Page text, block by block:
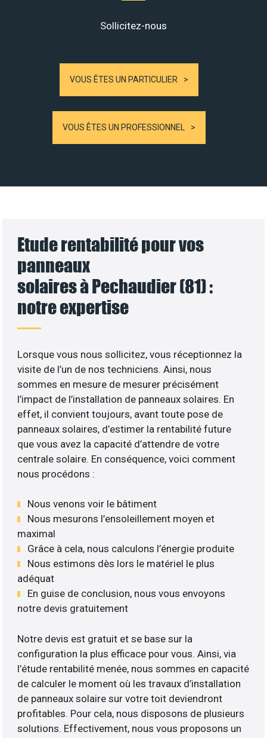
Sollicitez-nous
VOUS ÊTES UN PARTICULIER
VOUS ÊTES UN PROFESSIONNEL
Etude rentabilité pour vos
panneaux
solaires à Pechaudier (81) :
notre expertise
Lorsque vous nous sollicitez, vous réceptionnez la
visite de l’un de nos techniciens. Ainsi, nous
sommes en mesure de mesurer précisément
l’impact de l’installation de panneaux solaires. En
effet, il convient toujours, avant toute pose de
panneaux solaires, d’estimer la rentabilité future
que vous avez la capacité d’attendre de votre
centrale solaire. En conséquence, voici comment
nous procédons :
Nous venons voir le bâtiment
Nous mesurons l’ensoleillement moyen et
maximal
Grâce à cela, nous calculons l’énergie produite
Nous estimons dès lors le matériel le plus
adéquat
En guise de conclusion, nous vous envoyons
notre devis gratuitement
Notre devis est gratuit et se base sur la
configuration la plus efficace pour vous. Ainsi, via
l’étude rentabilité menée, nous sommes en capacité
de calculer le moment où les travaux d’installation
de panneaux solaire sur votre toit deviendront
profitables. Pour cela, nous disposons de plusieurs
solutions. Effectivement, nous vous proposons un